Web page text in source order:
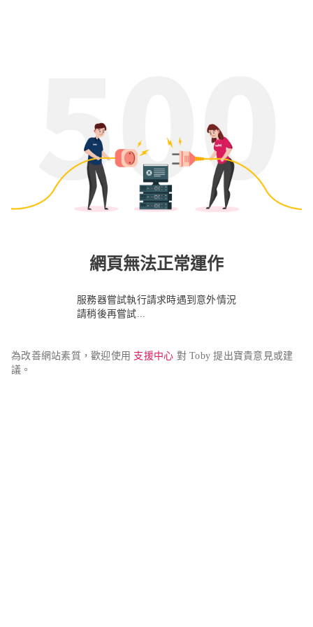
網頁無法正常運作
服務器嘗試執行請求時遇到意外情況
請稍後再嘗試...
為改善網站素質，歡迎使用 支援中心 對 Toby 提出寶貴意見或建
議。